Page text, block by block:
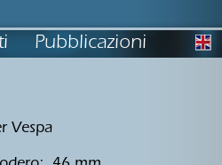
Pubblicazioni
Vespa